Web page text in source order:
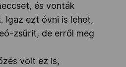
és vonták
Igaz ezt óvni is lehet,
zsűrit, de erről meg
volt ez is,